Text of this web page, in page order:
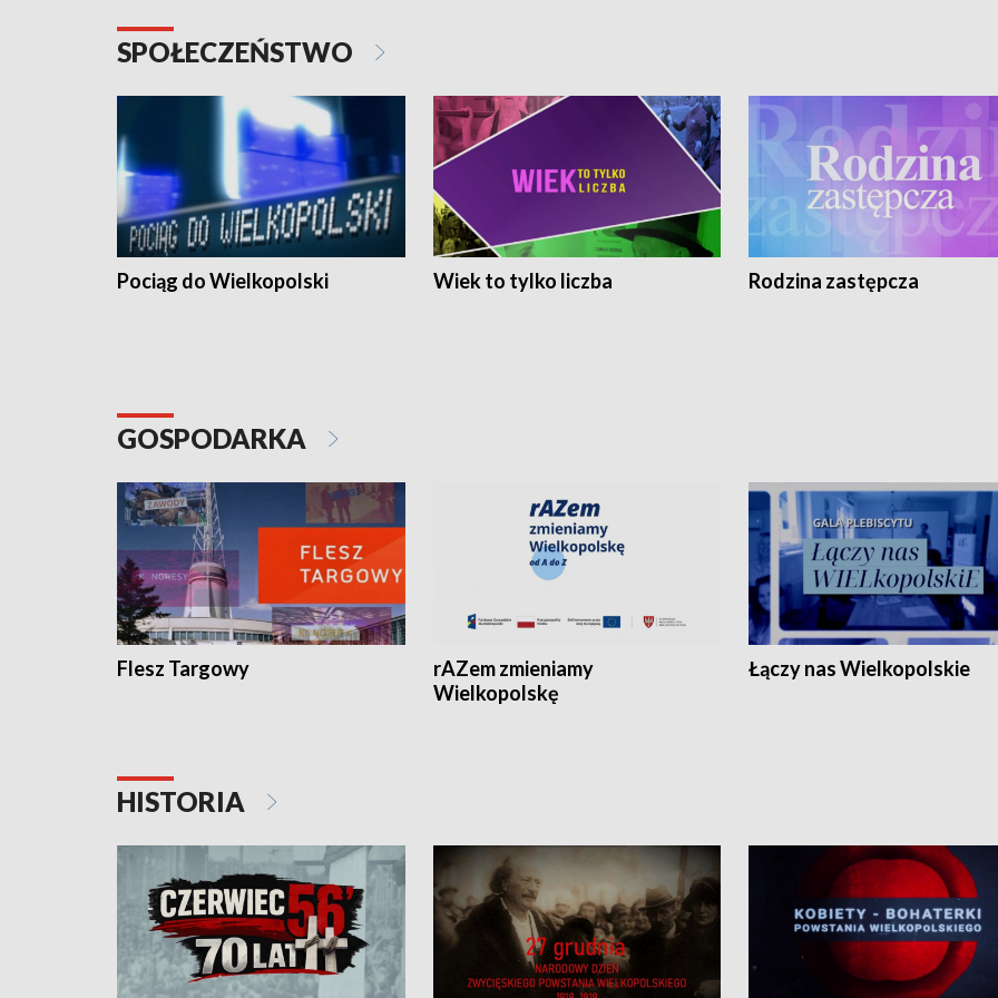
SPOŁECZEŃSTWO
Pociąg do Wielkopolski Wiek to tylko liczba Rodzina zastępcza
GOSPODARKA
Flesz Targowy
rAZem zmieniamy
Wielkopolskę
Łączy nas Wielkopolskie
HISTORIA